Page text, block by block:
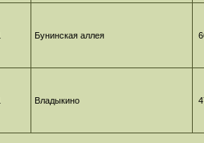
Бунинская аллея
Владыкино